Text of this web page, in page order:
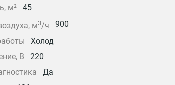
м²
45
м3/ч
900
Холод
В
220
Да